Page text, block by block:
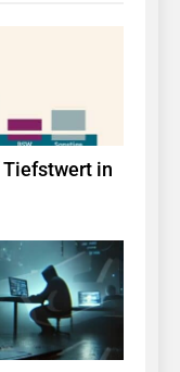
Tiefstwert in